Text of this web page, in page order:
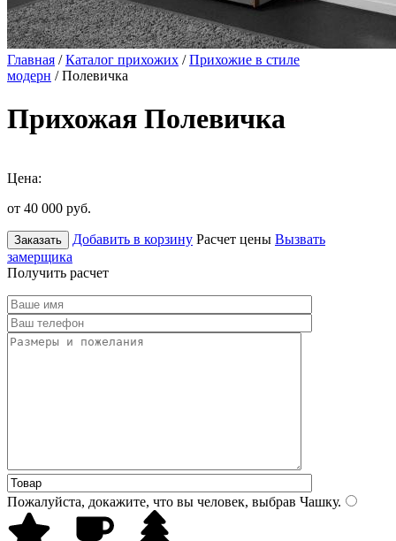
Главная /Каталог прихожих /Прихожие в стиле
модерн / Полевичка
Прихожая Полевичка
Цена:
от 40 000 руб.
Заказать Добавить в корзину Расчет цены Вызвать
замерщика
Получить расчет
Пожалуйста, докажите, что вы человек, выбрав Чашку.